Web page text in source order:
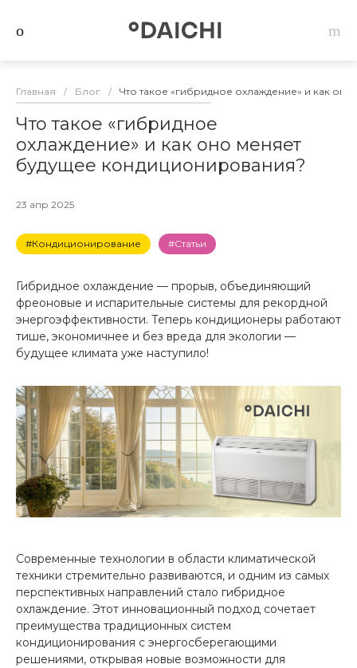
Главная / Блог / Что такое «гибридное охлаждение» и как
Что такое «гибридное
охлаждение» и как оно меняет
будущее кондиционирования?
23 апр 2025
#Кондиционирование #Статьи
Гибридное охлаждение — прорыв, объединяющий
фреоновые и испарительные системы для рекордной
энергоэффективности. Теперь кондиционеры работают
тише, экономичнее и без вреда для экологии —
будущее климата уже наступило!
Современные технологии в области климатической
техники стремительно развиваются, и одним из самых
перспективных направлений стало гибридное
охлаждение. Этот инновационный подход сочетает
преимущества традиционных систем
кондиционирования с энергосберегающими
решениями, открывая новые возможности для